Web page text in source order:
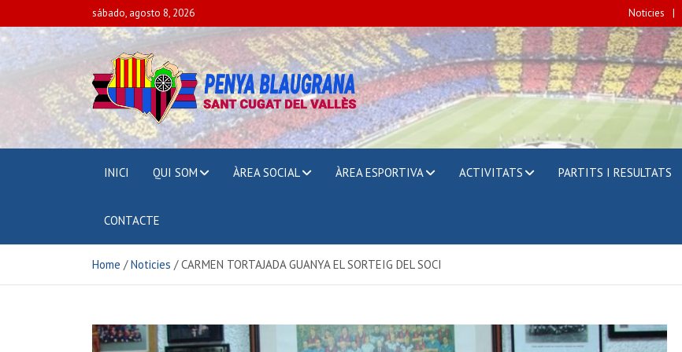
sábado, agosto 8, 2026 Noticies
PENYA BLAUGRANA
SANT CUGAT DEL VALLÈS
INICI QUI SOM ÀREA SOCIAL ÀREA ESPORTIVA ACTIVITATS PARTITS I RESULTATS
CONTACTE
Home Noticies CARMEN TORTAJADA GUANYA EL SORTEIG DEL SOCI